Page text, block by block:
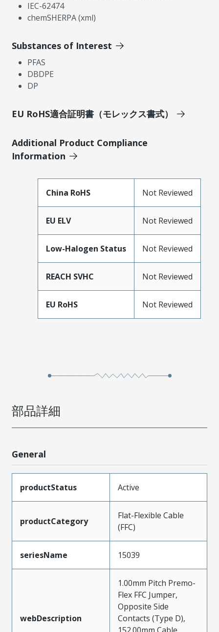
IEC-62474
chemSHERPA (xml)
Substances of Interest
PFAS
DBDPE
DP
EU RoHS適合証明書（モレックス書式）
Additional Product Compliance
Information
China RoHS Not Reviewed
EU ELV Not Reviewed
Low-Halogen Status Not Reviewed
REACH SVHC Not Reviewed
EU RoHS Not Reviewed
部品詳細
General
productStatus Active
productCategory
Flat-Flexible Cable
(FFC)
seriesName 15039
webDescription
1.00mm Pitch Premo-
Flex FFC Jumper,
Opposite Side
Contacts (Type D),